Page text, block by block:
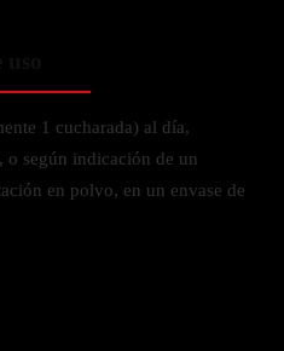
1 cucharada) al día,
o según indicación de un
en polvo, en un envase de